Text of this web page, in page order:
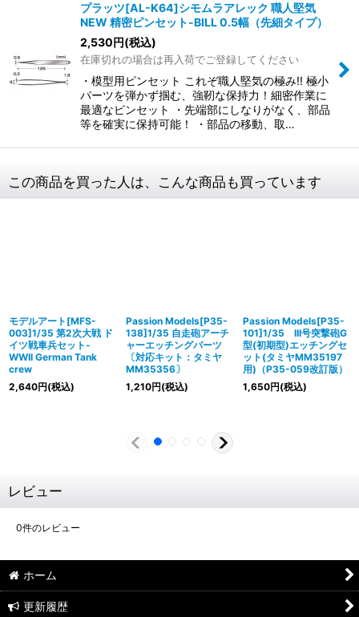
プラッツ[AL-K64]シモムラアレック 職人堅気
NEW 精密ピンセット-BILL 0.5幅（先細タイプ）
2,530円(税込)
在庫切れの場合は再入荷でご登録してください
・模型用ピンセット これぞ職人堅気の極み!! 極小
パーツを弾かず掴む、強靭な保持力！細密作業に
最適なピンセット ・先端部にしなりがなく、部品
等を確実に保持可能！ ・部品の移動、取…
この商品を買った人は、こんな商品も買っています
モデルアート[MFS-
003]1/35 第2次大戦 ド
イツ戦車兵セット-
WWII German Tank
crew
2,640円(税込)
Passion Models[P35-
138]1/35 自走砲アーチ
ャーエッチングパーツ
〔対応キット：タミヤ
MM35356〕
1,210円(税込)
Passion Models[P35-
101]1/35 III号突撃砲G
型(初期型)エッチングセ
ット(タミヤMM35197
用)（P35-059改訂版）
1,650円(税込)
レビュー
0件のレビュー
ホーム
更新履歴